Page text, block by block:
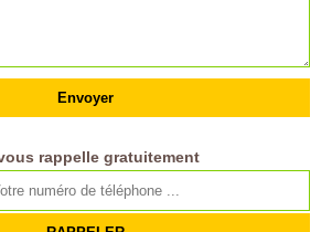
rappelle gratuitement